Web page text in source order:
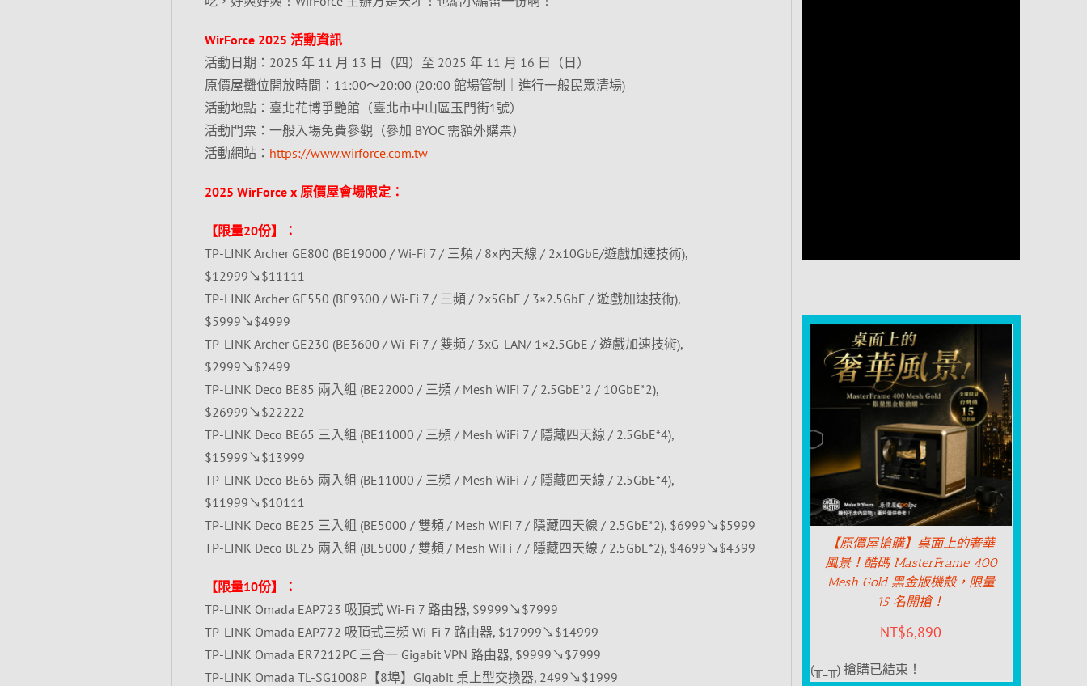
WirForce 2025 活動資訊
活動日期：2025 年 11 月 13 日（四）至 2025 年 11 月 16 日（日）
原價屋攤位開放時間：11:00～20:00 (20:00 館場管制｜進行一般民眾清場)
活動地點：臺北花博爭艷館（臺北市中山區玉門街1號）
活動門票：一般入場免費參觀（參加 BYOC 需額外購票）
活動網站： https://www.wirforce.com.tw
2025 WirForce x 原價屋會場限定：
【限量20份】：
TP-LINK Archer GE800 (BE19000 / Wi-Fi 7 / 三頻 / 8x內天線 / 2x10GbE/遊戲加速技術),
$12999↘$11111
TP-LINK Archer GE550 (BE9300 / Wi-Fi 7 / 三頻 / 2x5GbE / 3×2.5GbE / 遊戲加速技術),
$5999↘$4999
TP-LINK Archer GE230 (BE3600 / Wi-Fi 7 / 雙頻 / 3xG-LAN/ 1×2.5GbE / 遊戲加速技術),
$2999↘$2499
TP-LINK Deco BE85 兩入組 (BE22000 / 三頻 / Mesh WiFi 7 / 2.5GbE*2 / 10GbE*2),
$26999↘$22222
TP-LINK Deco BE65 三入組 (BE11000 / 三頻 / Mesh WiFi 7 / 隱藏四天線 / 2.5GbE*4),
$15999↘$13999
TP-LINK Deco BE65 兩入組 (BE11000 / 三頻 / Mesh WiFi 7 / 隱藏四天線 / 2.5GbE*4),
$11999↘$10111
TP-LINK Deco BE25 三入組 (BE5000 / 雙頻 / Mesh WiFi 7 / 隱藏四天線 / 2.5GbE*2), $6999↘$5999
TP-LINK Deco BE25 兩入組 (BE5000 / 雙頻 / Mesh WiFi 7 / 隱藏四天線 / 2.5GbE*2), $4699↘$4399
【限量10份】：
TP-LINK Omada EAP723 吸頂式 Wi-Fi 7 路由器, $9999↘$7999
TP-LINK Omada EAP772 吸頂式三頻 Wi-Fi 7 路由器, $17999↘$14999
TP-LINK Omada ER7212PC 三合一 Gigabit VPN 路由器, $9999↘$7999
TP-LINK Omada TL-SG1008P【8埠】Gigabit 桌上型交換器, 2499↘$1999
【原價屋搶購】桌面上的奢華
風景！酷碼 MasterFrame 400
Mesh Gold 黑金版機殼，限量
15 名開搶！
NT$6,890
(╥_╥) 搶購已結束！